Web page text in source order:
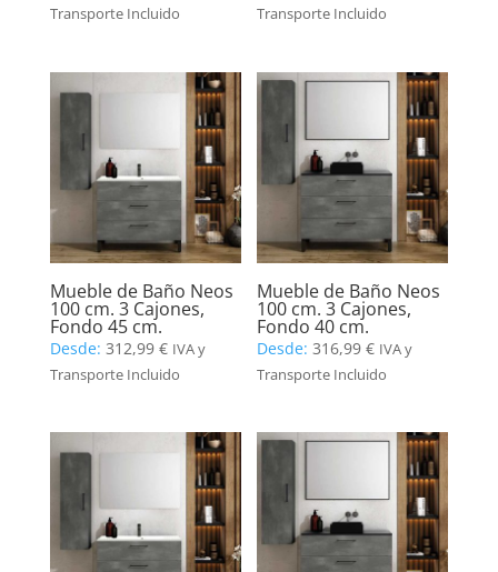
Transporte Incluido
Transporte Incluido
Mueble de Baño Neos
100 cm. 3 Cajones,
Fondo 45 cm.
Desde: 312,99 € IVA y
Transporte Incluido
Mueble de Baño Neos
100 cm. 3 Cajones,
Fondo 40 cm.
Desde:316,99€ IVA y
Transporte Incluido